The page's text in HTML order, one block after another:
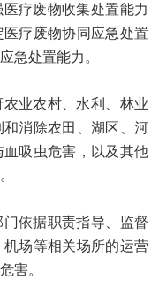
疗废物收集处置能力
疗废物协同应急处置
急处置能力。
业农村、水利、林业
消除农田、湖区、河
吸虫危害，以及其他
依据职责指导、监督
场等相关场所的运营
害。